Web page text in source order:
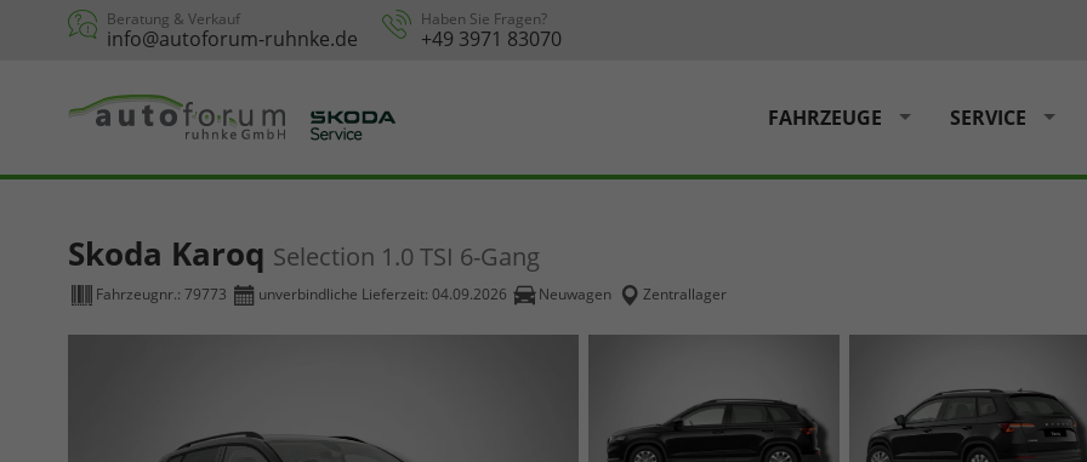
Beratung & Verkauf
info@autoforum-ruhnke.de
Haben Sie Fragen?
+49 3971 83070
FAHRZEUGE SERVICE
Skoda Karoq Selection 1.0 TSI 6-Gang
Fahrzeugnr.: 79773 unverbindliche Lieferzeit: 04.09.2026 Neuwagen Zentrallager